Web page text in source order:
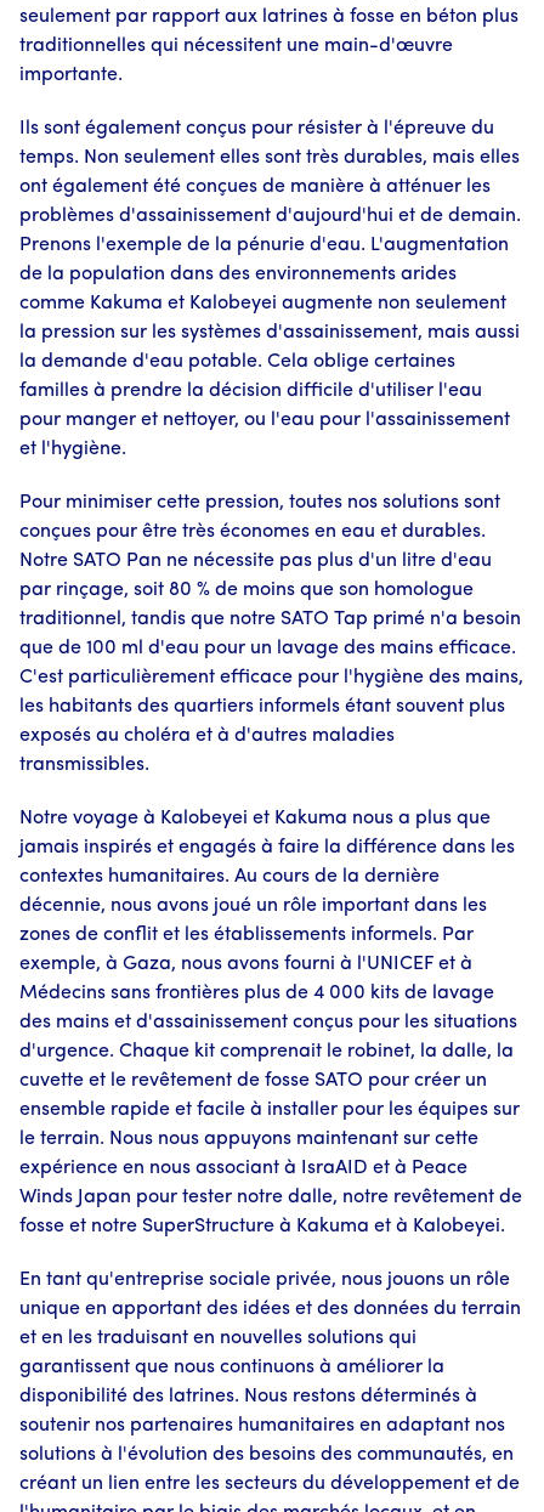
seulement par rapport aux latrines à fosse en béton plus
traditionnelles qui nécessitent une main-d'œuvre
importante.
Ils sont également conçus pour résister à l'épreuve du
temps. Non seulement elles sont très durables, mais elles
ont également été conçues de manière à atténuer les
problèmes d'assainissement d'aujourd'hui et de demain.
Prenons l'exemple de la pénurie d'eau. L'augmentation
de la population dans des environnements arides
comme Kakuma et Kalobeyei augmente non seulement
la pression sur les systèmes d'assainissement, mais aussi
la demande d'eau potable. Cela oblige certaines
familles à prendre la décision difficile d'utiliser l'eau
pour manger et nettoyer, ou l'eau pour l'assainissement
et l'hygiène.
Pour minimiser cette pression, toutes nos solutions sont
conçues pour être très économes en eau et durables.
Notre SATO Pan ne nécessite pas plus d'un litre d'eau
par rinçage, soit 80 % de moins que son homologue
traditionnel, tandis que notre SATO Tap primé n'a besoin
que de 100 ml d'eau pour un lavage des mains efficace.
C'est particulièrement efficace pour l'hygiène des mains,
les habitants des quartiers informels étant souvent plus
exposés au choléra et à d'autres maladies
transmissibles.
Notre voyage à Kalobeyei et Kakuma nous a plus que
jamais inspirés et engagés à faire la différence dans les
contextes humanitaires. Au cours de la dernière
décennie, nous avons joué un rôle important dans les
zones de conflit et les établissements informels. Par
exemple, à Gaza, nous avons fourni à l'UNICEF et à
Médecins sans frontières plus de 4 000 kits de lavage
des mains et d'assainissement conçus pour les situations
d'urgence. Chaque kit comprenait le robinet, la dalle, la
cuvette et le revêtement de fosse SATO pour créer un
ensemble rapide et facile à installer pour les équipes sur
le terrain. Nous nous appuyons maintenant sur cette
expérience en nous associant à IsraAID et à Peace
Winds Japan pour tester notre dalle, notre revêtement de
fosse et notre SuperStructure à Kakuma et à Kalobeyei.
En tant qu'entreprise sociale privée, nous jouons un rôle
unique en apportant des idées et des données du terrain
et en les traduisant en nouvelles solutions qui
garantissent que nous continuons à améliorer la
disponibilité des latrines. Nous restons déterminés à
soutenir nos partenaires humanitaires en adaptant nos
solutions à l'évolution des besoins des communautés, en
créant un lien entre les secteurs du développement et de